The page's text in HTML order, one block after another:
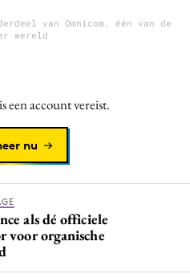
van Omnicom, één van de
wereld
een account vereist.
nu
als dé officiele
voor organische